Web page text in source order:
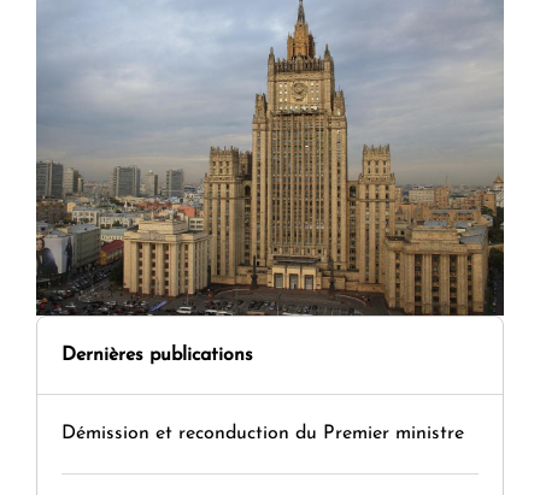
Dernières publications
Démission et reconduction du Premier ministre